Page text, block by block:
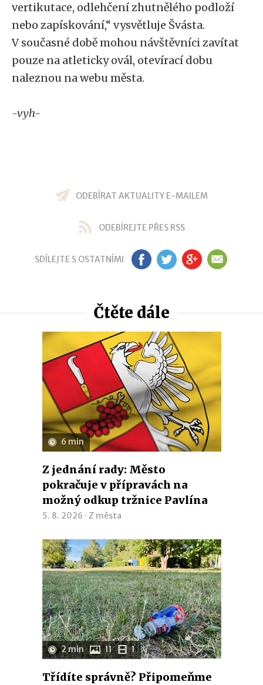
vertikutace, odlehčení zhutnělého podloží
nebo zapískování,“ vysvětluje Švásta.
V současné době mohou návštěvníci zavítat
pouze na atleticky ovál, otevírací dobu
naleznou na webu města.
-vyh-
ODEBÍRAT AKTUALITY E-MAILEM
ODEBÍREJTE PŘES RSS
SDÍLEJTE S OSTATNÍMI FB TW GP EM
Čtěte dále
6 min
Z jednání rady: Město
pokračuje v přípravách na
možný odkup tržnice Pavlína
5. 8. 2026 · Z města
2 min 11 1
Třídíte správně? Připomeňme